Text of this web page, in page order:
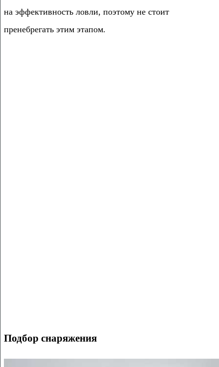
на эффективность ловли, поэтому не стоит
пренебрегать этим этапом.
Подбор снаряжения